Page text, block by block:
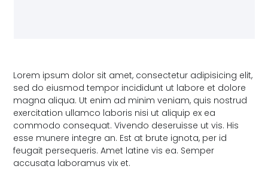
Lorem ipsum dolor sit amet, consectetur adipisicing elit,
sed do eiusmod tempor incididunt ut labore et dolore
magna aliqua. Ut enim ad minim veniam, quis nostrud
exercitation ullamco laboris nisi ut aliquip ex ea
commodo consequat. Vivendo deseruisse ut vis. His
esse munere integre an. Est at brute ignota, per id
feugait persequeris. Amet latine vis ea. Semper
accusata laboramus vix et.